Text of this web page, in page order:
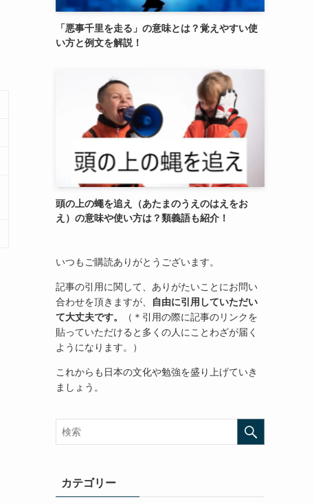
「悪事千里を走る」の意味とは？覚えやすい使
い方と例文を解説！
頭の上の蠅を追え（あたまのうえのはえをお
え）の意味や使い方は？類義語も紹介！
いつもご購読ありがとうございます。
記事の引用に関して、ありがたいことにお問い
合わせを頂きますが、
自由に引用していただい
て大丈夫です。
（＊引用の際に記事のリンクを
貼っていただけると多くの人にことわざが届く
ようになります。）
これからも日本の文化や勉強を盛り上げていき
ましょう。
カテゴリー